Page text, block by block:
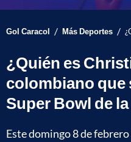
Gol Caracol / Más Deportes /
¿Quién es
colombiano que
Super Bowl de
Este domingo 8 de